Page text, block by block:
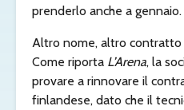
prenderlo anche a gennaio.
Altro nome, altro contratto
Come riporta L’Arena, la
provare a rinnovare il
finlandese, dato che il